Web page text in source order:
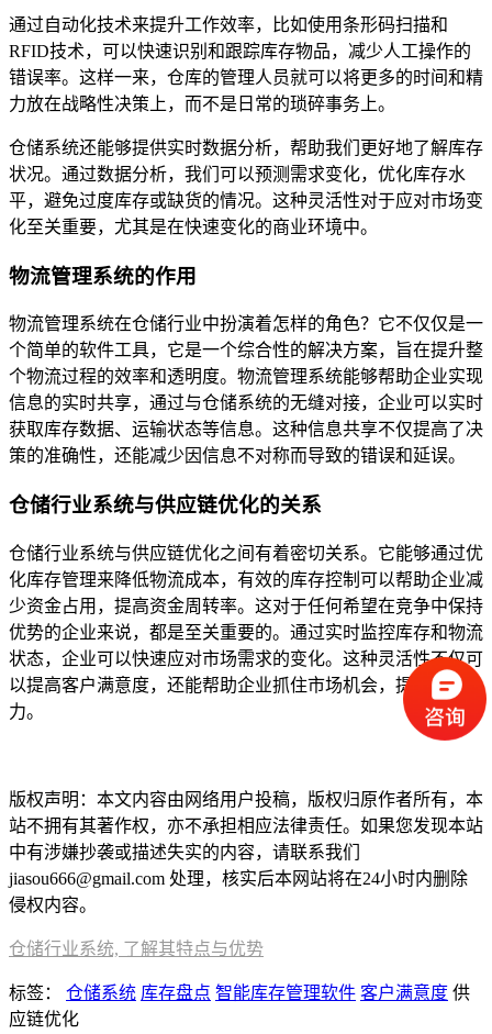
通过自动化技术来提升工作效率，比如使用条形码扫描和
RFID技术，可以快速识别和跟踪库存物品，减少人工操作的
错误率。这样一来，仓库的管理人员就可以将更多的时间和精
力放在战略性决策上，而不是日常的琐碎事务上。
仓储系统还能够提供实时数据分析，帮助我们更好地了解库存
状况。通过数据分析，我们可以预测需求变化，优化库存水
平，避免过度库存或缺货的情况。这种灵活性对于应对市场变
化至关重要，尤其是在快速变化的商业环境中。
物流管理系统的作用
物流管理系统在仓储行业中扮演着怎样的角色？它不仅仅是一
个简单的软件工具，它是一个综合性的解决方案，旨在提升整
个物流过程的效率和透明度。物流管理系统能够帮助企业实现
信息的实时共享，通过与仓储系统的无缝对接，企业可以实时
获取库存数据、运输状态等信息。这种信息共享不仅提高了决
策的准确性，还能减少因信息不对称而导致的错误和延误。
仓储行业系统与供应链优化的关系
仓储行业系统与供应链优化之间有着密切关系。它能够通过优
化库存管理来降低物流成本，有效的库存控制可以帮助企业减
少资金占用，提高资金周转率。这对于任何希望在竞争中保持
优势的企业来说，都是至关重要的。通过实时监控库存和物流
状态，企业可以快速应对市场需求的变化。这种灵活性不仅可
以提高客户满意度，还能帮助企业抓住市场机会，提升竞争
力。
版权声明：本文内容由网络用户投稿，版权归原作者所有，本
站不拥有其著作权，亦不承担相应法律责任。如果您发现本站
中有涉嫌抄袭或描述失实的内容，请联系我们
jiasou666@gmail.com 处理，核实后本网站将在24小时内删除
侵权内容。
仓储行业系统, 了解其特点与优势
标签： 仓储系统 库存盘点 智能库存管理软件 客户满意度 供
应链优化